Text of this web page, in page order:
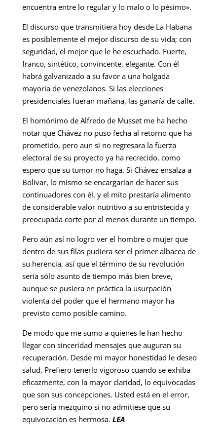
encuentra entre lo regular y lo malo o lo pésimo».
El discurso que transmitiera hoy desde La Habana
es posiblemente el mejor discurso de su vida; con
seguridad, el mejor que le he escuchado. Fuerte,
franco, sintético, convincente, elegante. Con él
habrá galvanizado a su favor a una holgada
mayoría de venezolanos. Si las elecciones
presidenciales fueran mañana, las ganaría de calle.
El homónimo de Alfredo de Musset me ha hecho
notar que Chávez no puso fecha al retorno que ha
prometido, pero aun si no regresara la fuerza
electoral de su proyecto ya ha recrecido, como
espero que su tumor no haga. Si Chávez ensalza a
Bolívar, lo mismo se encargarían de hacer sus
continuadores con él, y el mito prestaría alimento
de considerable valor nutritivo a su entristecida y
preocupada corte por al menos durante un tiempo.
Pero aún así no logro ver el hombre o mujer que
dentro de sus filas pudiera ser el primer albacea de
su herencia, así que el término de su revolución
sería sólo asunto de tiempo más bien breve,
aunque se pusiera en práctica la usurpación
violenta del poder que el hermano mayor ha
previsto como posible camino.
De modo que me sumo a quienes le han hecho
llegar con sinceridad mensajes que auguran su
recuperación. Desde mi mayor honestidad le deseo
salud. Prefiero tenerlo vigoroso cuando se exhiba
eficazmente, con la mayor claridad, lo equivocadas
que son sus concepciones. Usted está en el error,
pero sería mezquino si no admitiese que su
equivocación es hermosa. LEA